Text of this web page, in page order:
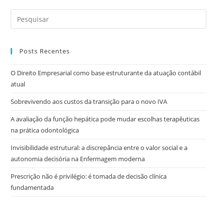
Posts Recentes
O Direito Empresarial como base estruturante da atuação contábil
atual
Sobrevivendo aos custos da transição para o novo IVA
A avaliação da função hepática pode mudar escolhas terapêuticas
na prática odontológica
Invisibilidade estrutural: a discrepância entre o valor social e a
autonomia decisória na Enfermagem moderna
Prescrição não é privilégio: é tomada de decisão clínica
fundamentada